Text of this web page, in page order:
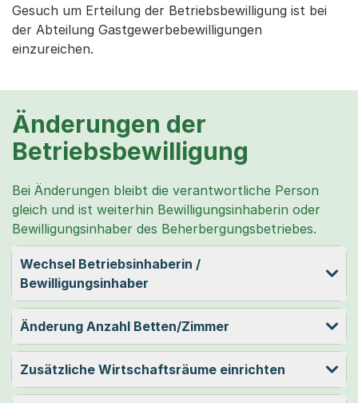
Gesuch um Erteilung der Betriebsbewilligung ist bei
der Abteilung Gastgewerbebewilligungen
einzureichen.
Änderungen der
Betriebsbewilligung
Bei Änderungen bleibt die verantwortliche Person
gleich und ist weiterhin Bewilligungsinhaberin oder
Bewilligungsinhaber des Beherbergungsbetriebes.
Wechsel Betriebsinhaberin /
Bewilligungsinhaber
Änderung Anzahl Betten/Zimmer
Zusätzliche Wirtschaftsräume einrichten